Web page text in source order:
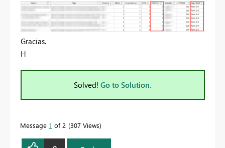
Gracias.
H
Solved! Go to Solution.
Message 1 of 2 307 Views